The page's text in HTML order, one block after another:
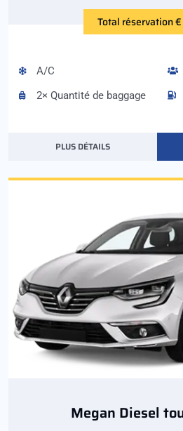
Total réservation
A/C
2× Quantité de baggage
PLUS DÉTAILS
Megan Diesel